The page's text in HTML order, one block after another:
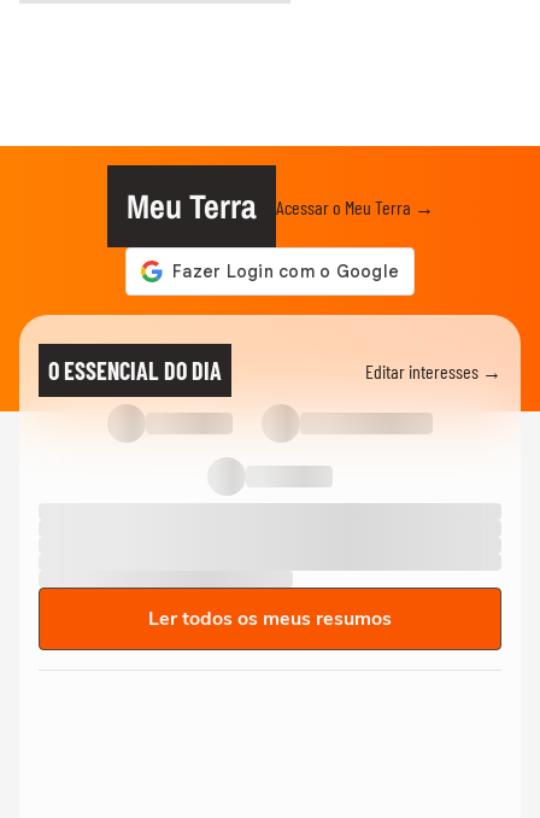
Meu Terra Acessar o Meu Terra →
O ESSENCIAL DO DIA Editar interesses →
Ler todos os meus resumos